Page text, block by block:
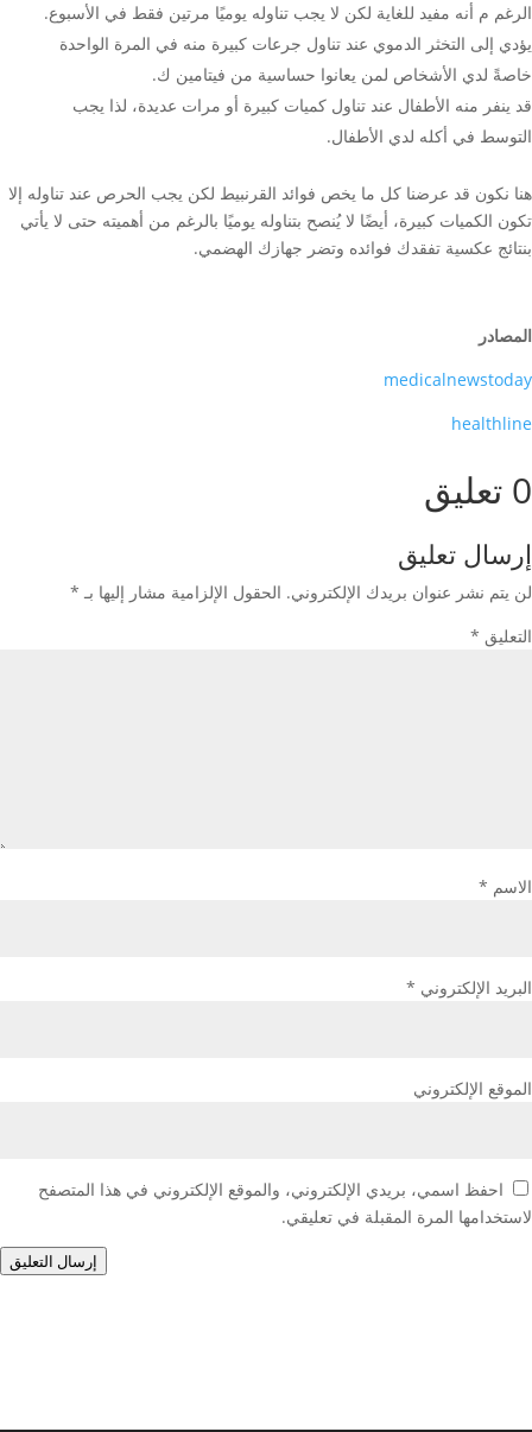
الرغم م أنه مفيد للغاية لكن لا يجب تناوله يوميًا مرتين فقط في الأسبوع.
يؤدي إلى التخثر الدموي عند تناول جرعات كبيرة منه في المرة الواحدة
خاصةً لدي الأشخاص لمن يعانوا حساسية من فيتامين ك.
قد ينفر منه الأطفال عند تناول كميات كبيرة أو مرات عديدة، لذا يجب
التوسط في أكله لدي الأطفال.
هنا نكون قد عرضنا كل ما يخص فوائد القرنبيط لكن يجب الحرص عند تناوله إلا
تكون الكميات كبيرة، أيضًا لا يُنصح بتناوله يوميًا بالرغم من أهميته حتى لا يأتي
بنتائج عكسية تفقدك فوائده وتضر جهازك الهضمي.
المصادر
medicalnewstoday
healthline
0 تعليق
إرسال تعليق
لن يتم نشر عنوان بريدك الإلكتروني. الحقول الإلزامية مشار إليها بـ *
التعليق *
الاسم *
البريد الإلكتروني *
الموقع الإلكتروني
احفظ اسمي، بريدي الإلكتروني، والموقع الإلكتروني في هذا المتصفح
لاستخدامها المرة المقبلة في تعليقي.
إرسال التعليق